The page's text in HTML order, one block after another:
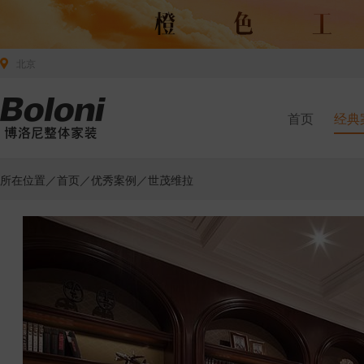
首页 经典
所在位置／首页 ／优秀案例 ／世茂维拉